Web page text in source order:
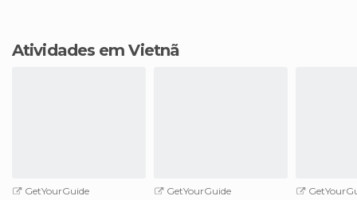
Atividades em Vietnã
GetYourGuide
GetYourGuide